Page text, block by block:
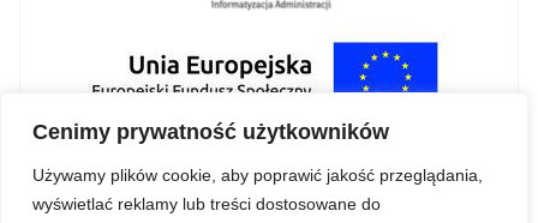
Cenimy prywatność użytkowników
Używamy plików cookie, aby poprawić jakość przeglądania,
wyświetlać reklamy lub treści dostosowane do